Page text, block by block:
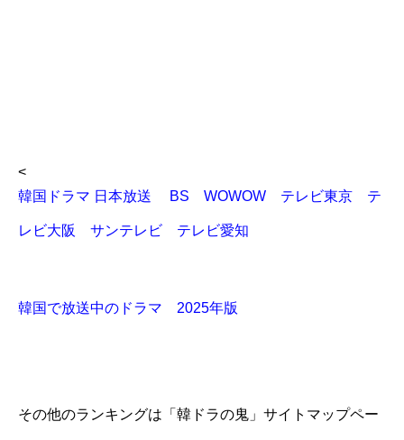
<
韓国ドラマ 日本放送 BS WOWOW テレビ東京 テ
レビ大阪 サンテレビ テレビ愛知
韓国で放送中のドラマ 2025年版
その他のランキングは「韓ドラの鬼」サイトマップペー